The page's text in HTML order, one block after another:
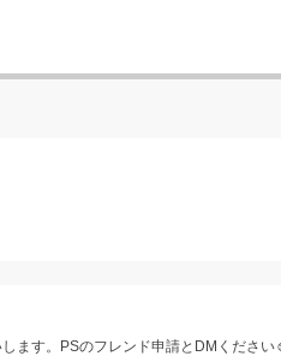
ます。PSのフレンド申請とDMくださ